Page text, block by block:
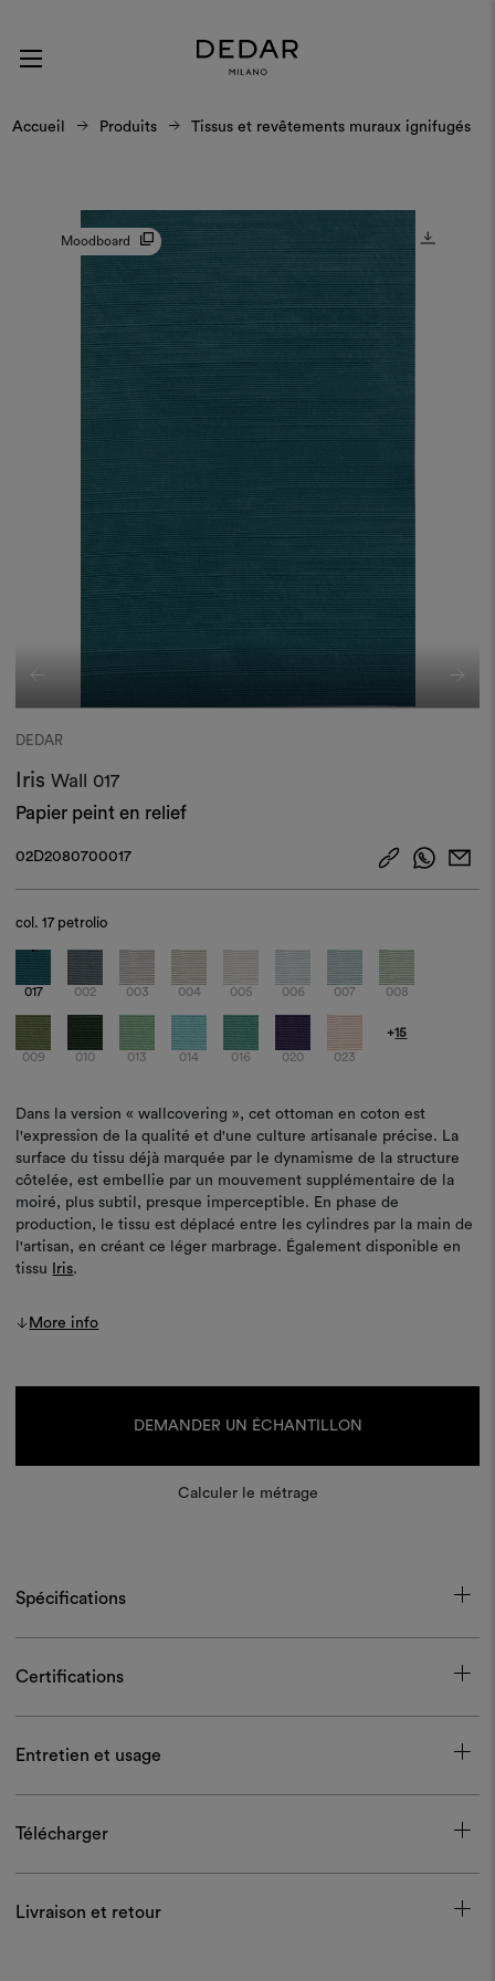
Accueil Produits Tissus et revêtements muraux ignifugés
Moodboard
DEDAR
IrisWall
017
Papier peint en relief
02D2080700017
col.17 petrolio
017 002 003 004 005 006 007 008
009 010 013 014 016 020 023
+15
Dans la version « wallcovering », cet ottoman en coton est
l'expression de la qualité et d'une culture artisanale précise. La
surface du tissu déjà marquée par le dynamisme de la structure
côtelée, est embellie par un mouvement supplémentaire de la
moiré, plus subtil, presque imperceptible. En phase de
production, le tissu est déplacé entre les cylindres par la main de
l'artisan, en créant ce léger marbrage. Également disponible en
tissu
Iris.
More info
DEMANDER UN ÉCHANTILLON
Calculer le métrage
Spécifications
Certifications
Entretien et usage
Télécharger
Livraison et retour